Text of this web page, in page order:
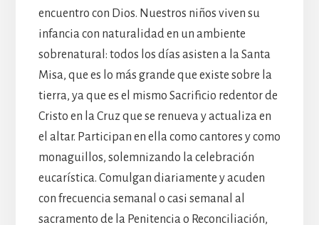
encuentro con Dios. Nuestros niños viven su
infancia con naturalidad en un ambiente
sobrenatural: todos los días asisten a la Santa
Misa, que es lo más grande que existe sobre la
tierra, ya que es el mismo Sacrificio redentor de
Cristo en la Cruz que se renueva y actualiza en
el altar. Participan en ella como cantores y como
monaguillos, solemnizando la celebración
eucarística. Comulgan diariamente y acuden
con frecuencia semanal o casi semanal al
sacramento de la Penitencia o Reconciliación,